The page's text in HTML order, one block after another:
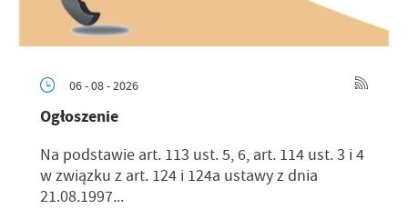
06 - 08 - 2026
Ogłoszenie
Na podstawie art. 113 ust. 5, 6, art. 114 ust. 3 i 4
w związku z art. 124 i 124a ustawy z dnia
21.08.1997...